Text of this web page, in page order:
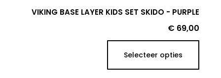
VIKING BASE LAYER KIDS SET SKIDO - PURPLE
Prijs
€ 69,00
Selecteer opties